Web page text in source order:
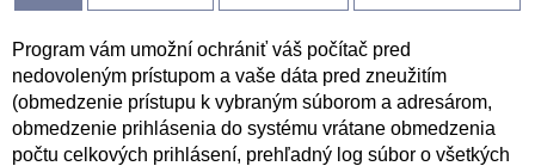
Program vám umožní ochrániť váš počítač pred
nedovoleným prístupom a vaše dáta pred zneužitím
(obmedzenie prístupu k vybraným súborom a adresárom,
obmedzenie prihlásenia do systému vrátane obmedzenia
počtu celkových prihlásení, prehľadný log súbor o všetkých